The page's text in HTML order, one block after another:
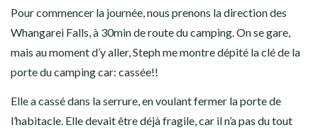
Jour 2: cascade, balade
et Giant Dune
Whangarei Falls
Pour commencer la journée, nous prenons la direction des